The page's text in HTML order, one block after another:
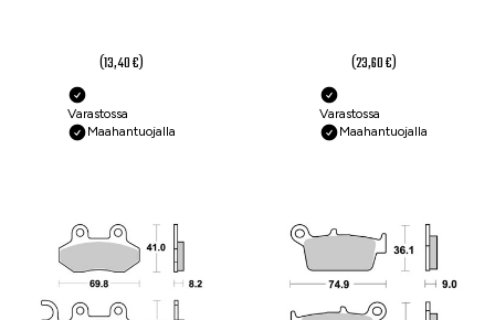
(13,40 €)
Varastossa
Maahantuojalla
(23,60 €)
Varastossa
Maahantuojalla